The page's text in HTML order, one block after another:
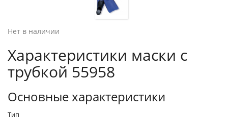
Нет в наличии
Характеристики маски с
трубкой 55958
Основные характеристики
Тип